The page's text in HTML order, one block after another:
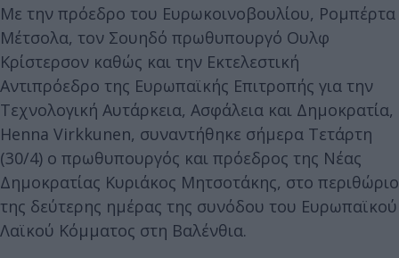
Με την πρόεδρο του Ευρωκοινοβουλίου, Ρομπέρτα
Μέτσολα, τον Σουηδό πρωθυπουργό Ουλφ
Κρίστερσον καθώς και την Εκτελεστική
Αντιπρόεδρο της Ευρωπαϊκής Επιτροπής για την
Τεχνολογική Αυτάρκεια, Ασφάλεια και Δημοκρατία,
Henna Virkkunen, συναντήθηκε σήμερα Τετάρτη
(30/4) ο πρωθυπουργός και πρόεδρος της Νέας
Δημοκρατίας Κυριάκος Μητσοτάκης, στο περιθώριο
της δεύτερης ημέρας της συνόδου του Ευρωπαϊκού
Λαϊκού Κόμματος στη Βαλένθια.